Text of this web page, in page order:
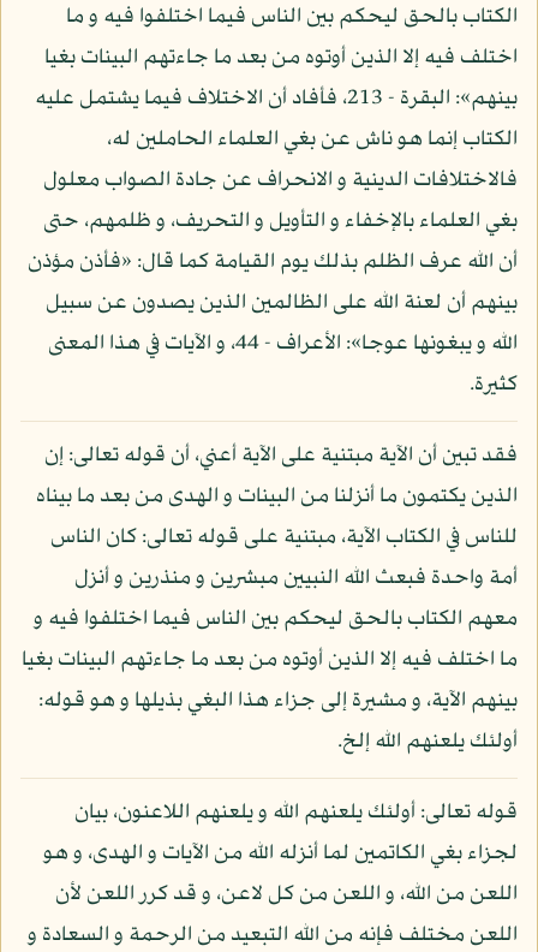
الكتاب بالحق ليحكم بين الناس فيما اختلفوا فيه و ما
اختلف فيه إلا الذين أوتوه من بعد ما جاءتهم البينات بغيا
بينهم»: البقرة - 213، فأفاد أن الاختلاف فيما يشتمل عليه
الكتاب إنما هو ناش عن بغي العلماء الحاملين له،
فالاختلافات الدينية و الانحراف عن جادة الصواب معلول
بغي العلماء بالإخفاء و التأويل و التحريف، و ظلمهم، حتى
أن الله عرف الظلم بذلك يوم القيامة كما قال: «فأذن مؤذن
بينهم أن لعنة الله على الظالمين الذين يصدون عن سبيل
الله و يبغونها عوجا»: الأعراف - 44، و الآيات في هذا المعنى
كثيرة.
فقد تبين أن الآية مبتنية على الآية أعني، أن قوله تعالى: إن
الذين يكتمون ما أنزلنا من البينات و الهدى من بعد ما بيناه
للناس في الكتاب الآية، مبتنية على قوله تعالى: كان الناس
أمة واحدة فبعث الله النبيين مبشرين و منذرين و أنزل
معهم الكتاب بالحق ليحكم بين الناس فيما اختلفوا فيه و
ما اختلف فيه إلا الذين أوتوه من بعد ما جاءتهم البينات بغيا
بينهم الآية، و مشيرة إلى جزاء هذا البغي بذيلها و هو قوله:
أولئك يلعنهم الله إلخ.
قوله تعالى: أولئك يلعنهم الله و يلعنهم اللاعنون، بيان
لجزاء بغي الكاتمين لما أنزله الله من الآيات و الهدى، و هو
اللعن من الله، و اللعن من كل لاعن، و قد كرر اللعن لأن
اللعن مختلف فإنه من الله التبعيد من الرحمة و السعادة و